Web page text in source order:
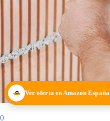
Ver oferta en Amazon España
0